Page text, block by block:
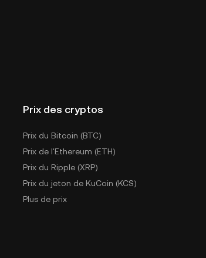
Prix des cryptos
Prix du Bitcoin (BTC)
Prix de l'Ethereum (ETH)
Prix du Ripple (XRP)
Prix du jeton de KuCoin (KCS)
Plus de prix